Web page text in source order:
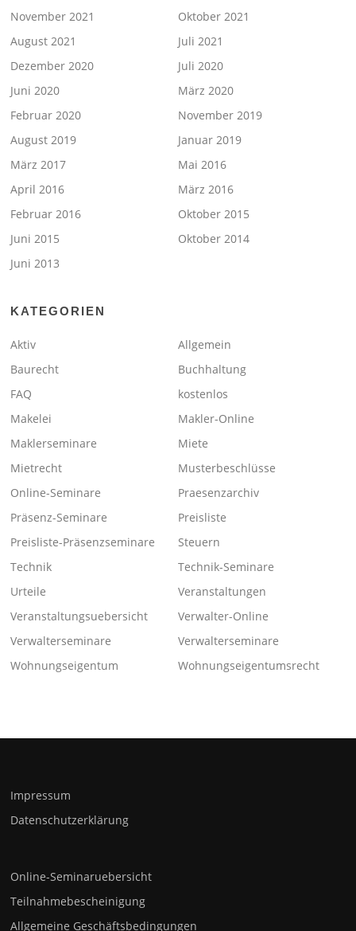
November 2021
Oktober 2021
August 2021
Juli 2021
Dezember 2020
Juli 2020
Juni 2020
März 2020
Februar 2020
November 2019
August 2019
Januar 2019
März 2017
Mai 2016
April 2016
März 2016
Februar 2016
Oktober 2015
Juni 2015
Oktober 2014
Juni 2013
KATEGORIEN
Aktiv
Allgemein
Baurecht
Buchhaltung
FAQ
kostenlos
Makelei
Makler-Online
Maklerseminare
Miete
Mietrecht
Musterbeschlüsse
Online-Seminare
Praesenzarchiv
Präsenz-Seminare
Preisliste
Preisliste-Präsenzseminare
Steuern
Technik
Technik-Seminare
Urteile
Veranstaltungen
Veranstaltungsuebersicht
Verwalter-Online
Verwalterseminare
Verwalterseminare
Wohnungseigentum
Wohnungseigentumsrecht
Impressum
Datenschutzerklärung
Online-Seminaruebersicht
Teilnahmebescheinigung
Allgemeine Geschäftsbedingungen